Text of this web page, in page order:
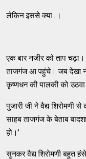
लेकिन इससे क्या...।
एक बार नजीर को ताप
ताजगंज आ पहुंचे। जब देखा
कृष्णधन की पालकी को उठवा
पुजारी जी ने वैद्य शिरोमणी
साहब ताजगंज के बेताब
हो।'
सुनकर वैद्य शिरोमणी बहुत